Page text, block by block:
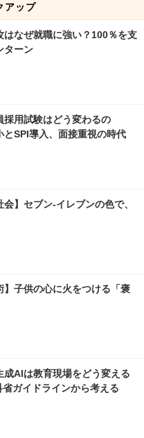
アップ
はなぜ就職に強い？100％を支
ターン
採用試験はどう変わるの
SPI導入、面接重視の時代
会】セブン‐イレブンの色で、
】子供の心に火をつける「褒
成AIは教育現場をどう変える
ガイドラインから考える